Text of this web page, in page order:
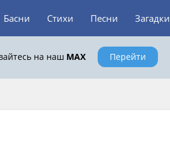
Басни Стихи Песни Загадки
на наш MAX Перейти